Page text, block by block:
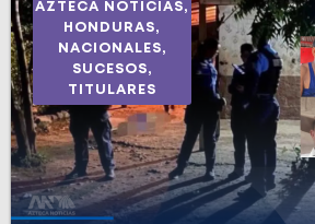
AZTECA NOTICIAS,
HONDURAS,
NACIONALES,
SUCESOS,
TITULARES